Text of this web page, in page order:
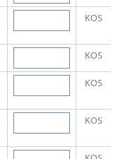
KOS
KOS
KOS
KOS